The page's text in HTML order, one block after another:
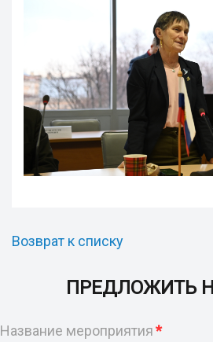
Возврат к списку
ПРЕДЛОЖИТЬ
Название мероприятия*